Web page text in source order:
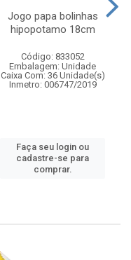
Jogo papa bolinhas
hipopotamo 18cm
Código: 833052
Embalagem: Unidade
Caixa Com: 36 Unidade(s)
Inmetro: 006747/2019
Faça seu login ou
cadastre-se para
comprar.